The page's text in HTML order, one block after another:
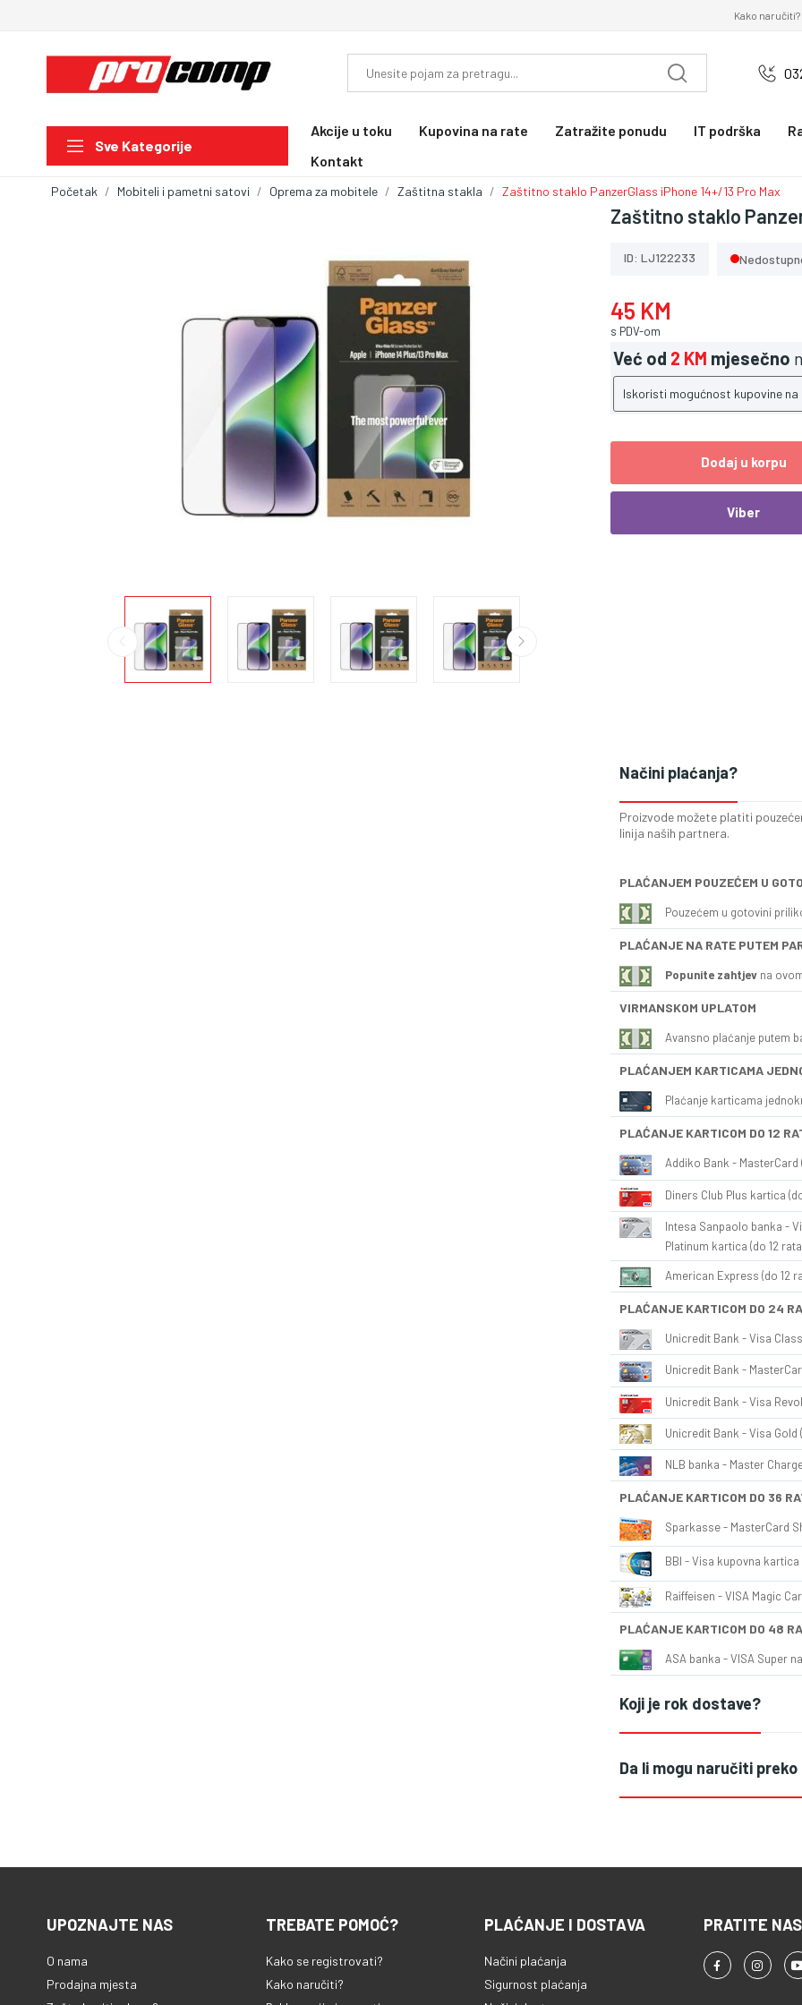
Kako naručiti?
Sve Kategorije
Akcije u toku Kupovina na rate Zatražite ponudu IT podrška
Kontakt
Početak Mobiteli i pametni satovi Oprema za mobitele Zaštitna stakla Zaštitno staklo PanzerGlass iPhone 14+/13 Pro Max
Zaštitno staklo
ID: LJ122233
45 KM
s PDV-om
Već od 2 KM mjesečno
Iskoristi mogućnost kupovine
Dodaj u korpu
Viber
Načini plaćanja?
Proizvode možete platiti
linija naših partnera.
PLAĆANJEM POUZEĆEM U
Pouzećem u gotovini
PLAĆANJE NA RATE PUTEM
Popunite zahtjev na
VIRMANSKOM UPLATOM
Avansno plaćanje putem
PLAĆANJEM KARTICAMA
Plaćanje karticama
PLAĆANJE KARTICOM DO 12
Addiko Bank - MasterCard
Diners Club Plus kartica
Intesa Sanpaolo banka -
Platinum kartica (do 12
American Express (do 12
PLAĆANJE KARTICOM DO 24
Unicredit Bank - Visa
Unicredit Bank -
Unicredit Bank - Visa
Unicredit Bank - Visa Gold
NLB banka - Master
PLAĆANJE KARTICOM DO 36
Sparkasse - MasterCard
BBI - Visa kupovna kartica
Raiffeisen - VISA Magic
PLAĆANJE KARTICOM DO 48
ASA banka - VISA Super
Koji je rok dostave?
Da li mogu naručiti
UPOZNAJTE NAS
O nama
Prodajna mjesta
TREBATE POMOĆ?
Kako se registrovati?
Kako naručiti?
PLAĆANJE I DOSTAVA
Načini plaćanja
Sigurnost plaćanja
PRATITE NAS